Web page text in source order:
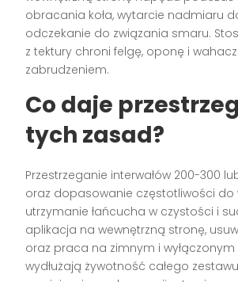
obracania koła, wytarcie nadmiaru
odczekanie do związania smaru.
z tektury chroni felgę, oponę i
zabrudzeniem.
Co daje
tych zasad?
Przestrzeganie interwałów 200-300
oraz dopasowanie częstotliwości do
utrzymanie łańcucha w czystości i
aplikacja na wewnętrzną stronę,
oraz praca na zimnym i
wydłużają żywotność całego